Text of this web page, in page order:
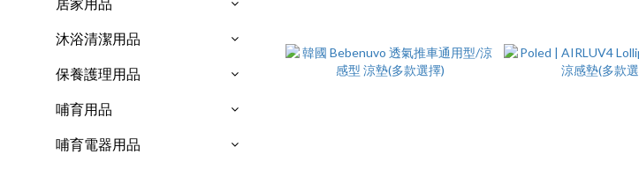
沐浴清潔用品
保養護理用品
哺育用品
哺育電器用品